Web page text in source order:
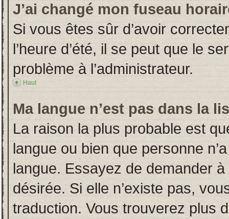
J’ai changé mon fuseau
Si vous êtes sûr d’avoir
l’heure d’été, il se peut que le
problème à l’administrateur.
Haut
Ma langue n’est pas dans la
La raison la plus probable est
langue ou bien que personne
langue. Essayez de demander à
désirée. Si elle n’existe pas,
traduction. Vous trouverez plus